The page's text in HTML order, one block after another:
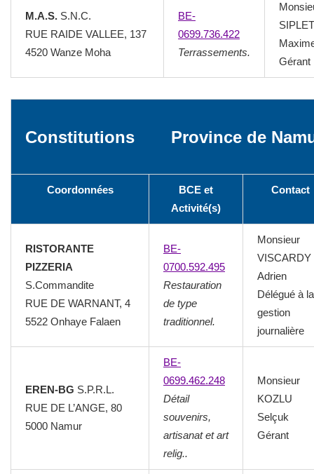
M.A.S. S.N.C.
RUE RAIDE VALLEE, 137
4520 Wanze Moha
BE-
0699.736.422
Terrassements.
SIPLET
Gérant
Constitutions Province de
Coordonnées
BCE et
Activité(s)
Contact
RISTORANTE
PIZZERIA
S.Commandite
RUE DE WARNANT, 4
5522 Onhaye Falaen
BE-
0700.592.495
Restauration
de type
traditionnel.
Monsieur
VISCARDY
Adrien
Délégué à la
gestion
journalière
EREN-BG S.P.R.L.
RUE DE L’ANGE, 80
5000 Namur
BE-
0699.462.248
Détail
souvenirs,
artisanat et art
relig..
Monsieur
KOZLU
Selçuk
Gérant